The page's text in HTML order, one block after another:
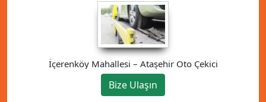
İçerenköy Mahallesi – Ataşehir Oto Çekici
Bize Ulaşın